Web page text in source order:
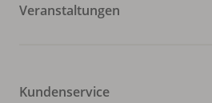
Veranstaltungen
Kundenservice